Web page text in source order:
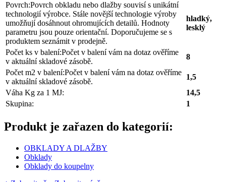
Povrch:Povrch obkladu nebo dlažby souvisí s unikátní
technologií výrobce. Stále novější technologie výroby
umožňují dosáhnout ohromujících detailů. Hodnoty
parametru jsou pouze orientační. Doporučujeme se s
produktem seznámit v prodejně.
hladký,
lesklý
Počet ks v balení:Počet v balení vám na dotaz ověříme
v aktuální skladové zásobě.
8
Počet m2 v balení:Počet v balení vám na dotaz ověříme
v aktuální skladové zásobě.
1,5
Váha Kg za 1 MJ:
14,5
Skupina:
1
Produkt je zařazen do kategorií:
OBKLADY A DLAŽBY
Obklady
Obklady do koupelny